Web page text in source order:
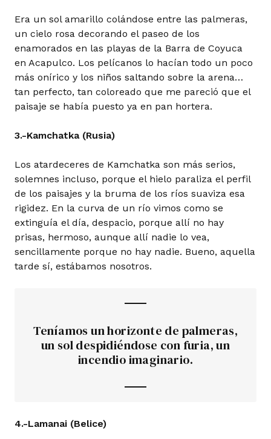
Era un sol amarillo colándose entre las palmeras,
un cielo rosa decorando el paseo de los
enamorados en las playas de la Barra de Coyuca
en Acapulco. Los pelícanos lo hacían todo un poco
más onírico y los niños saltando sobre la arena…
tan perfecto, tan coloreado que me pareció que el
paisaje se había puesto ya en pan hortera.
3.-Kamchatka (Rusia)
Los atardeceres de Kamchatka son más serios,
solemnes incluso, porque el hielo paraliza el perfil
de los paisajes y la bruma de los ríos suaviza esa
rigidez. En la curva de un río vimos como se
extinguía el día, despacio, porque allí no hay
prisas, hermoso, aunque allí nadie lo vea,
sencillamente porque no hay nadie. Bueno, aquella
tarde sí, estábamos nosotros.
Teníamos un horizonte de palmeras,
un sol despidiéndose con furia, un
incendio imaginario.
4.-Lamanai (Belice)